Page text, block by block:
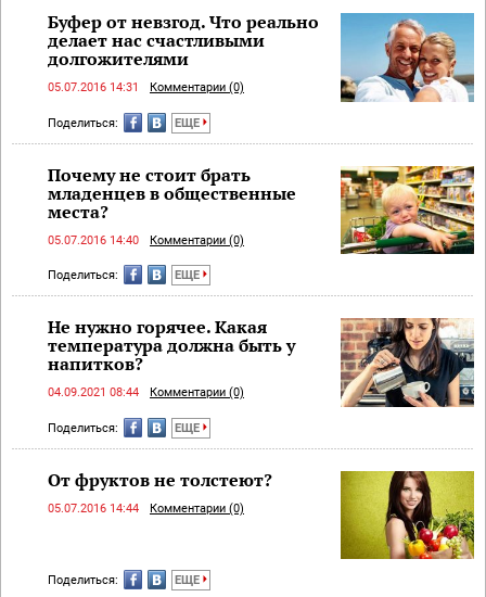
Буфер от невзгод. Что реально
делает нас счастливыми
долгожителями
05.07.2016 14:31 Комментарии (0)
Поделиться: ЕЩЕ
Почему не стоит брать
младенцев в общественные
места?
05.07.2016 14:40 Комментарии (0)
Поделиться: ЕЩЕ
Не нужно горячее. Какая
температура должна быть у
напитков?
04.09.2021 08:44 Комментарии (0)
Поделиться: ЕЩЕ
От фруктов не толстеют?
05.07.2016 14:44 Комментарии (0)
Поделиться: ЕЩЕ